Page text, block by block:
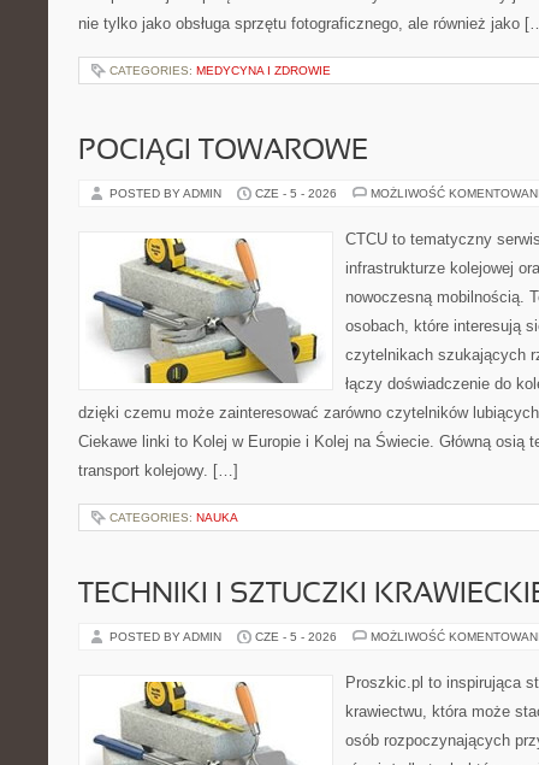
nie tylko jako obsługa sprzętu fotograficznego, ale również jako
CATEGORIES: MEDYCYNA I ZDROWIE
POCIĄGI TOWAROWE
POSTED BY ADMIN CZE - 5 - 2026 MOŻLIWOŚĆ
CTCU to tematyczny
infrastrukturze kolejowej
nowoczesną mobilnością.
osobach, które interesują
czytelnikach szukających
łączy doświadczenie do
dzięki czemu może zainteresować zarówno czytelników
Ciekawe linki to Kolej w Europie i Kolej na Świecie. Główną osią
transport kolejowy. […]
CATEGORIES: NAUKA
TECHNIKI I SZTUCZKI
POSTED BY ADMIN CZE - 5 - 2026 MOŻLIWOŚĆ
Proszkic.pl to inspirująca
krawiectwu, która może
osób rozpoczynających